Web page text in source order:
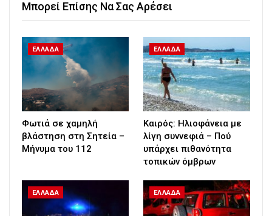
Μπορεί Επίσης Να Σας Αρέσει
ΕΛΛΑΔΑ
Φωτιά σε χαμηλή
βλάστηση στη Σητεία –
Μήνυμα του 112
ΕΛΛΑΔΑ
Καιρός: Ηλιοφάνεια με
λίγη συννεφιά – Πού
υπάρχει πιθανότητα
τοπικών όμβρων
ΕΛΛΑΔΑ ΕΛΛΑΔΑ